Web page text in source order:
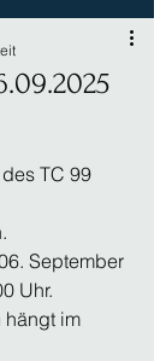
TC 99
September
Uhr.
hängt im